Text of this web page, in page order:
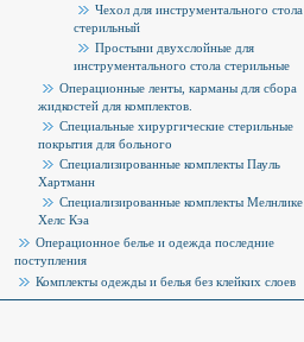
Чехол для инструментального стола
стерильный
Простыни двухслойные для
инструментального стола стерильные
Операционные ленты, карманы для сбора
жидкостей для комплектов.
Специальные хирургические стерильные
покрытия для больного
Специализированные комплекты Пауль
Хартманн
Специализированные комплекты Мелнлике
Хелс Кэа
Операционное белье и одежда последние
поступления
Комплекты одежды и белья без клейких слоев